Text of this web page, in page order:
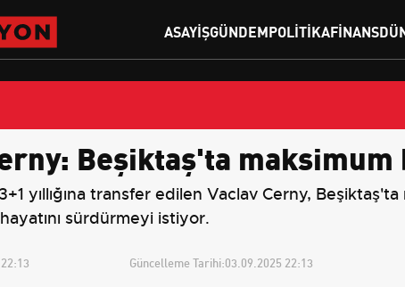
ASAYIŞGÜNDEMPOLITIKAFINANS
Beşiktaş'ta
yıllığına transfer edilen Vaclav Cerny,
sürdürmeyi istiyor.
Güncelleme Tarihi:03.09.2025 22:13